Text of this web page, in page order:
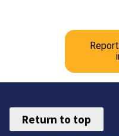
Return to top